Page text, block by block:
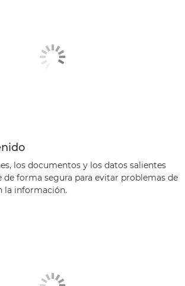
los documentos y los datos salientes
de forma segura para evitar problemas de
la información.